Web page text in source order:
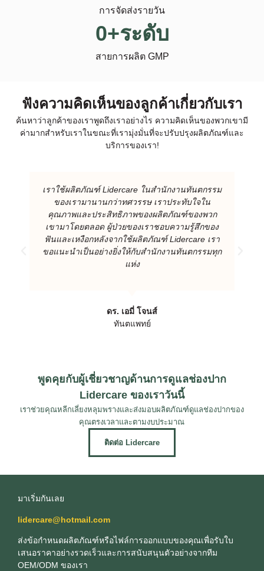
การจัดส่งรายวัน
สายการผลิต GMP
0+ระดับ
ฟังความคิดเห็นของลูกค้าเกี่ยวกับเรา
ค้นหาว่าลูกค้าของเราพูดถึงเราอย่างไร ความคิดเห็นของพวกเขามี
ค่ามากสําหรับเราในขณะที่เรามุ่งมั่นที่จะปรับปรุงผลิตภัณฑ์และ
บริการของเรา!
เราใช้ผลิตภัณฑ์ Lidercare ในสํานักงานทันตกรรม
ของเรามานานกว่าทศวรรษ เราประทับใจใน
คุณภาพและประสิทธิภาพของผลิตภัณฑ์ของพวก
เขามาโดยตลอด ผู้ป่วยของเราชอบความรู้สึกของ
ฟันและเหงือกหลังจากใช้ผลิตภัณฑ์ Lidercare เรา
ขอแนะนําเป็นอย่างยิ่งให้กับสํานักงานทันตกรรมทุก
แห่ง
ดร. เอมี่ โจนส์
ทันตแพทย์
พูดคุยกับผู้เชี่ยวชาญด้านการดูแลช่องปาก
Lidercare ของเราวันนี้
เราช่วยคุณหลีกเลี่ยงหลุมพรางและส่งมอบผลิตภัณฑ์ดูแลช่องปากของ
คุณตรงเวลาและตามงบประมาณ
ติดต่อ Lidercare
มาเริ่มกันเลย
lidercare@hotmail.com
ส่งข้อกําหนดผลิตภัณฑ์หรือไฟล์การออกแบบของคุณเพื่อรับใบ
เสนอราคาอย่างรวดเร็วและการสนับสนุนตัวอย่างจากทีม
OEM/ODM ของเรา